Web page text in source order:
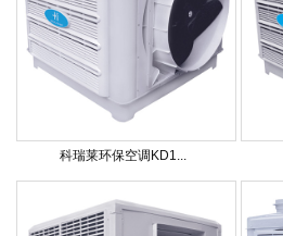
科瑞莱环保空调KD1...